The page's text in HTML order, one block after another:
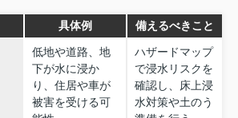
具体例 備えるべきこと
低地や道路、地
下が水に浸か
り、住居や車が
被害を受ける可
ハザードマップ
で浸水リスクを
確認し、床上浸
水対策や土のう